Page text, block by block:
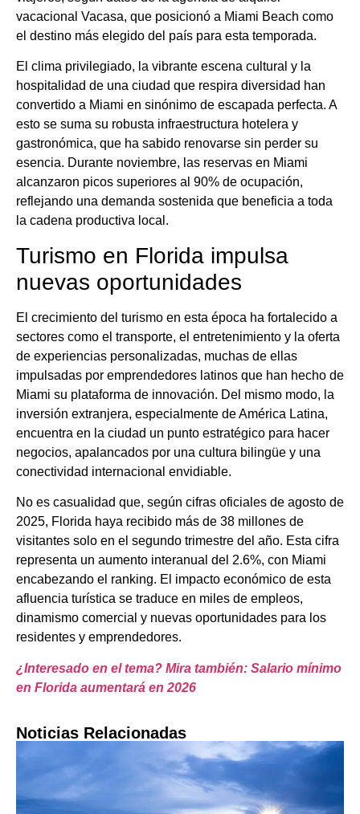
vacacional Vacasa, que posicionó a Miami Beach como
el destino más elegido del país para esta temporada.
El clima privilegiado, la vibrante escena cultural y la
hospitalidad de una ciudad que respira diversidad han
convertido a Miami en sinónimo de escapada perfecta. A
esto se suma su robusta infraestructura hotelera y
gastronómica, que ha sabido renovarse sin perder su
esencia. Durante noviembre, las reservas en Miami
alcanzaron picos superiores al 90% de ocupación,
reflejando una demanda sostenida que beneficia a toda
la cadena productiva local.
Turismo en Florida impulsa
nuevas oportunidades
El crecimiento del turismo en esta época ha fortalecido a
sectores como el transporte, el entretenimiento y la oferta
de experiencias personalizadas, muchas de ellas
impulsadas por emprendedores latinos que han hecho de
Miami su plataforma de innovación. Del mismo modo, la
inversión extranjera, especialmente de América Latina,
encuentra en la ciudad un punto estratégico para hacer
negocios, apalancados por una cultura bilingüe y una
conectividad internacional envidiable.
No es casualidad que, según cifras oficiales de agosto de
2025, Florida haya recibido más de 38 millones de
visitantes solo en el segundo trimestre del año. Esta cifra
representa un aumento interanual del 2.6%, con Miami
encabezando el ranking. El impacto económico de esta
afluencia turística se traduce en miles de empleos,
dinamismo comercial y nuevas oportunidades para los
residentes y emprendedores.
¿Interesado en el tema? Mira también: Salario mínimo
en Florida aumentará en 2026
Noticias Relacionadas